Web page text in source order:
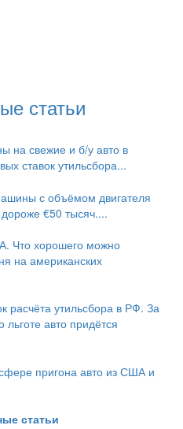
статьи
на свежие и б/у авто в
ставок утильсбора...
с объёмом двигателя
€50 тысяч....
Что хорошего можно
на американских
расчёта утильсбора в РФ. За
авто придётся
пригона авто из США и
статьи